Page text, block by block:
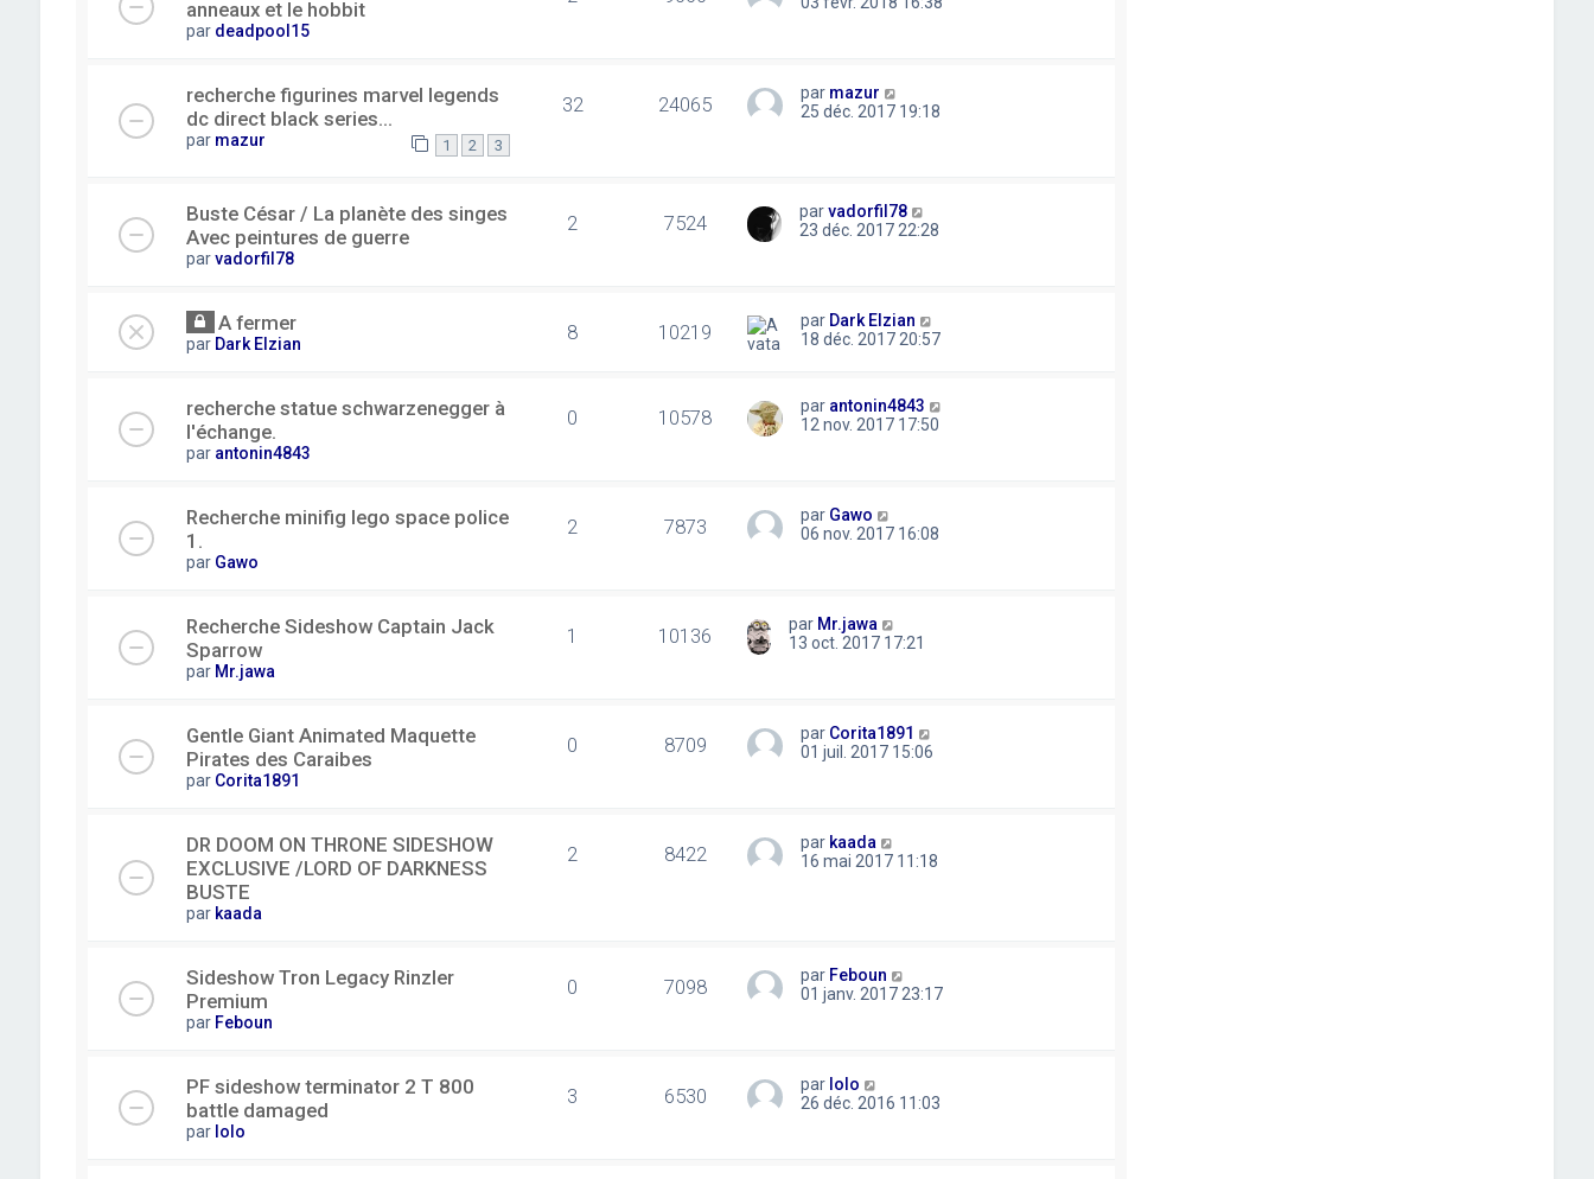
anneaux et le hobbit
par deadpool15
recherche figurines marvel legends
dc direct black series...
par mazur 1 2 3
32 24065 par mazur
25 déc. 2017 19:18
Buste César / La planète des singes
Avec peintures de guerre
parvadorfil78
2 7524 parvadorfil78
23 déc. 2017 22:28
A fermer
par Dark Elzian 8 10219 par Dark Elzian
18 déc. 2017 20:57
recherche statue schwarzenegger à
l'échange.
par antonin4843
0 10578 par antonin4843
12 nov. 2017 17:50
Recherche minifig lego space police
1.
par Gawo
2 7873 par Gawo
06 nov. 2017 16:08
Recherche Sideshow Captain Jack
Sparrow
par Mr.jawa
1 10136 par Mr.jawa
13 oct. 2017 17:21
Gentle Giant Animated Maquette
Pirates des Caraibes
par Corita1891
0 8709 par Corita1891
01 juil. 2017 15:06
DR DOOM ON THRONE SIDESHOW
EXCLUSIVE /LORD OF DARKNESS
BUSTE
par kaada
2 8422 par kaada
16 mai 2017 11:18
Sideshow Tron Legacy Rinzler
Premium
par Feboun
0 7098 par Feboun
01 janv. 2017 23:17
PF sideshow terminator 2 T 800
battle damaged
par lolo
3 6530 par lolo
26 déc. 2016 11:03